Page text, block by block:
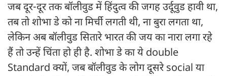
जब दूर-दूर तक बॉलीवुड में हिंदुत्व की जगह उर्दूवुड हावी था,
तब तो शोभा डे को ना मिर्ची लगती थी, ना बुरा लगता था,
लेकिन अब बॉलीवुड सितारे भारत की जय का नारा लगा रहे
हैं तो उन्हें चिंता हो ही है. शोभा डे का ये double
Standard क्यों, जब बॉलीवुड के लोग दूसरे social या